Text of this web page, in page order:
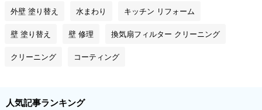
外壁 塗り替え 水まわり キッチン リフォーム
壁 塗り替え 壁 修理 換気扇フィルター クリーニング
クリーニング コーティング
人気記事ランキング